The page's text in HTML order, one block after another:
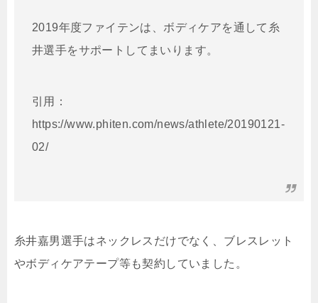
2019年度ファイテンは、ボディケアを通して糸
井選手をサポートしてまいります。
引用：
https://www.phiten.com/news/athlete/20190121-
02/
糸井嘉男選手はネックレスだけでなく、ブレスレット
やボディケアテープ等も契約していました。